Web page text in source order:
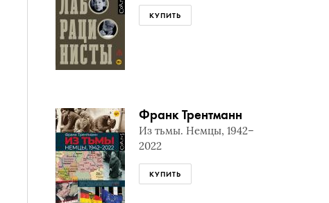
КУПИТЬ
Франк Трентманн
Из тьмы. Немцы, 1942–
2022
КУПИТЬ